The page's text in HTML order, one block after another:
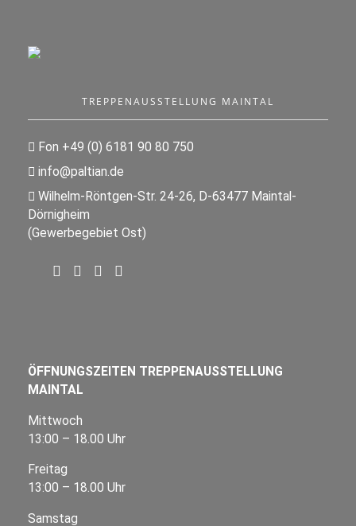
TREPPENAUSSTELLUNG MAINTAL
Fon +49 (0) 6181 90 80 750
info@paltian.de
Wilhelm-Röntgen-Str. 24-26, D-63477 Maintal-
Dörnigheim
(Gewerbegebiet Ost)
ÖFFNUNGSZEITEN TREPPENAUSSTELLUNG
MAINTAL
Mittwoch
13:00 – 18.00 Uhr
Freitag
13:00 – 18.00 Uhr
Samstag